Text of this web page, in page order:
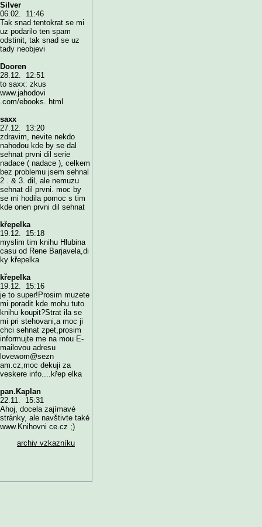
Silver
06.02. 11:46
Tak snad tentokrat se mi
uz podarilo ten spam
odstinit, tak snad se uz
tady neobjevi
Dooren
28.12. 12:51
to saxx: zkus
www.jahodovi
.com/ebooks. html
saxx
27.12. 13:20
zdravim, nevite nekdo
nahodou kde by se dal
sehnat prvni dil serie
nadace ( nadace ), celkem
bez problemu jsem sehnal
2 . & 3. dil, ale nemuzu
sehnat dil prvni. moc by
se mi hodila pomoc s tim
kde onen prvni dil sehnat
křepelka
19.12. 15:18
myslim tim knihu Hlubina
casu od Rene Barjavela,di
ky křepelka
křepelka
19.12. 15:16
je to super!Prosim muzete
mi poradit kde mohu tuto
knihu koupit?Strat ila se
mi pri stehovani,a moc ji
chci sehnat zpet,prosim
informujte me na mou E-
mailovou adresu
lovewom@sezn
am.cz,moc dekuji za
veskere info....křep elka
pan.Kaplan
22.11. 15:31
Ahoj, docela zajímavé
stránky, ale navštivte také
www.Knihovni ce.cz ;)
archiv vzkazníku